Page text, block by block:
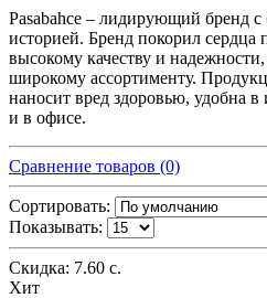
Pasabahce – лидирующий бренд с
историей. Бренд покорил сердца
высокому качеству и
широкому ассортименту.
наносит вред здоровью, удобна в
и в офисе.
Сравнение товаров (0)
Сортировать:
Показывать:
Скидка: 7.60 с.
Хит